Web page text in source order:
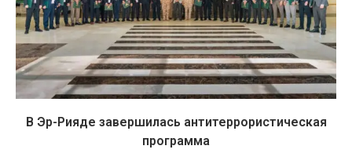
В Эр-Рияде завершилась антитеррористическая
программа